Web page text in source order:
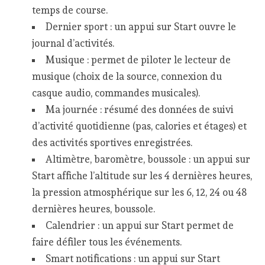
temps de course.
Dernier sport : un appui sur Start ouvre le
journal d’activités.
Musique : permet de piloter le lecteur de
musique (choix de la source, connexion du
casque audio, commandes musicales).
Ma journée : résumé des données de suivi
d’activité quotidienne (pas, calories et étages) et
des activités sportives enregistrées.
Altimètre, baromètre, boussole : un appui sur
Start affiche l’altitude sur les 4 dernières heures,
la pression atmosphérique sur les 6, 12, 24 ou 48
dernières heures, boussole.
Calendrier : un appui sur Start permet de
faire défiler tous les événements.
Smart notifications : un appui sur Start